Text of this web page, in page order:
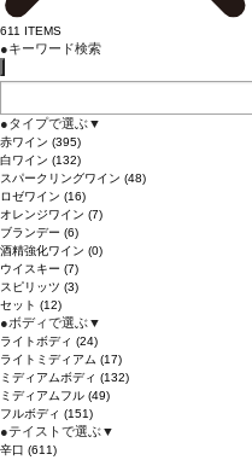
611 ITEMS
●キーワード検索
●タイプで選ぶ▼
赤ワイン (395)
白ワイン (132)
スパークリングワイン (48)
ロゼワイン (16)
オレンジワイン (7)
ブランデー (6)
酒精強化ワイン (0)
ウイスキー (7)
スピリッツ (3)
セット (12)
●ボディで選ぶ▼
ライトボディ (24)
ライトミディアム (17)
ミディアムボディ (132)
ミディアムフル (49)
フルボディ (151)
●テイストで選ぶ▼
辛口 (611)